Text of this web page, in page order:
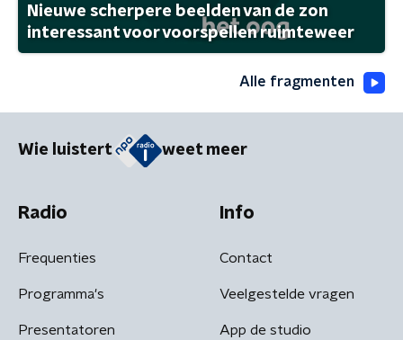
Nieuwe scherpere beelden van de zon
interessant voor voorspellen ruimteweer
Alle fragmenten
Wie luistert weet meer
Radio
Frequenties
Programma's
Presentatoren
Info
Contact
Veelgestelde vragen
App de studio